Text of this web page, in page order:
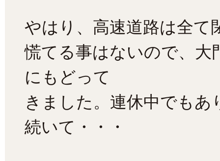
やはり、高速道路は全て
慌てる事はないので、大
にもどって
きました。連休中でも
続いて・・・